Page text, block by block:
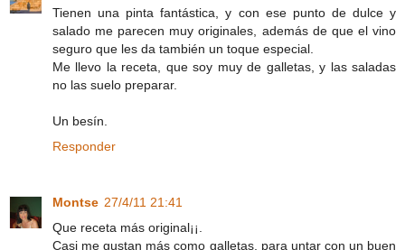
Tienen una pinta fantástica, y con ese punto de dulce y
salado me parecen muy originales, además de que el vino
seguro que les da también un toque especial.
Me llevo la receta, que soy muy de galletas, y las saladas
no las suelo preparar.
Un besín.
Responder
Montse 27/4/11 21:41
Que receta más original¡¡.
Casi me gustan más como galletas, para untar con un buen